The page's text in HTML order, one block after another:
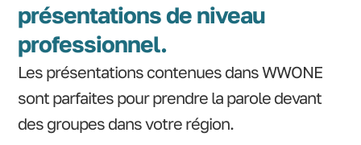
présentations de niveau
professionnel.
Les présentations contenues dans WWONE
sont parfaites pour prendre la parole devant
des groupes dans votre région.